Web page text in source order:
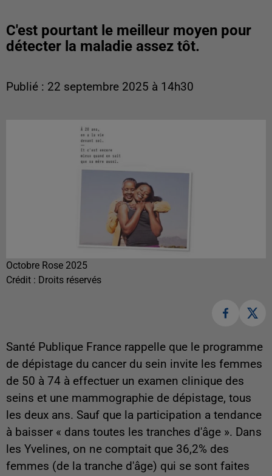
C'est pourtant le meilleur moyen pour
détecter la maladie assez tôt.
Publié : 22 septembre 2025 à 14h30
Octobre Rose 2025
Crédit : Droits réservés
Santé Publique France rappelle que le programme
de dépistage du cancer du sein invite les femmes
de 50 à 74 à effectuer un examen clinique des
seins et une mammographie de dépistage, tous
les deux ans. Sauf que la participation a tendance
à baisser « dans toutes les tranches d'âge ». Dans
les Yvelines, on ne comptait que 36,2% des
femmes (de la tranche d'âge) qui se sont faites